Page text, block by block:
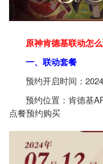
原神肯德基联动怎
一、联动套餐
预约开启时间：
预约位置：肯德基
点餐预约购买